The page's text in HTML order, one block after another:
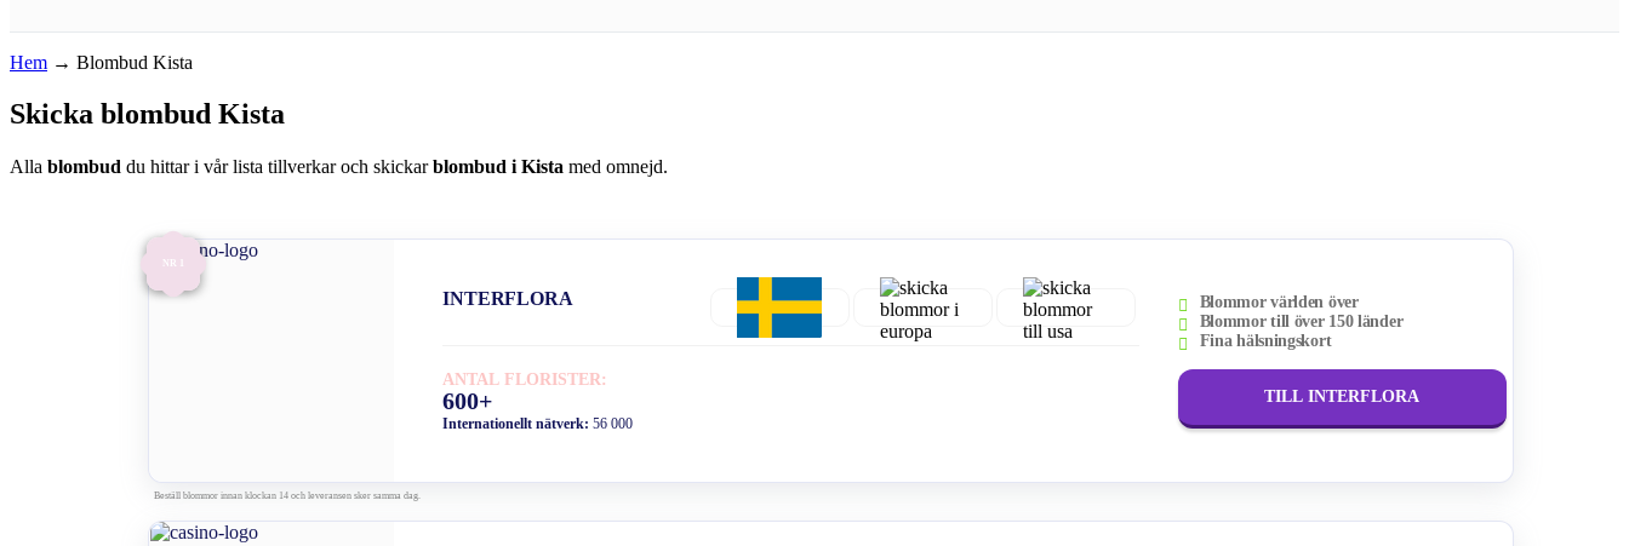
Hem → Blombud Kista
Skicka blombud Kista
Alla blombud du hittar i vår lista tillverkar och skickarblombud i Kista med omnejd.
NR 1
INTERFLORA
ANTAL FLORISTER:
600+
Internationellt nätverk:56 000
Blommor världen över
Blommor till över 150 länder
Fina hälsningskort
TILL INTERFLORA
Beställ blommor innan klockan 14 och leveransen sker samma dag.